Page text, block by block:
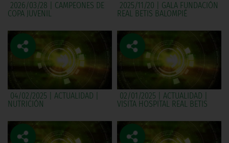
2026/03/28 | CAMPEONES DE
COPA JUVENIL
2025/11/20 | GALA FUNDACIÓN
REAL BETIS BALOMPIÉ
04/02/2025 | ACTUALIDAD |
NUTRICIÓN
02/01/2025 | ACTUALIDAD |
VISITA HOSPITAL REAL BETIS